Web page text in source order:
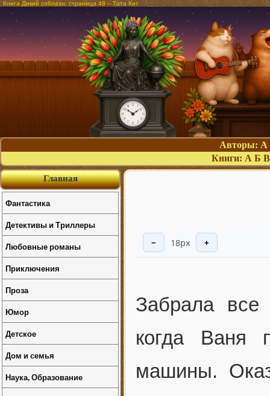
Книга Дикий соблазн, страница 48 – Тата Кит
Авторы: А
Книги: А Б В
− 18px +
Забрала все
когда Ваня
машины.
Главная
Фантастика
Детективы и Триллеры
Любовные романы
Приключения
Проза
Юмор
Детское
Дом и семья
Наука, Образование